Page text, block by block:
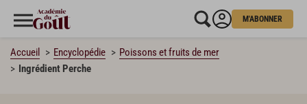
M'ABONNER
Accueil Encyclopédie
Poissons et fruits de mer
Ingrédient Perche